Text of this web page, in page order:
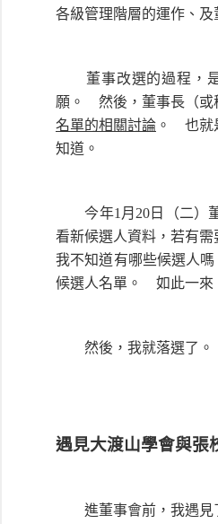
各級管理階層的運作、
董事改選的過程，是
願。 然後，董事長（或
名單的相關討論 。 也就
知道。
今年1月20日（二）董
看新候選人資料，若有
我不知道有哪些候選人
候選人名單。 如此一來
然後，我就落選了
遇見大渡山學會與張
進董事會前，我遇見